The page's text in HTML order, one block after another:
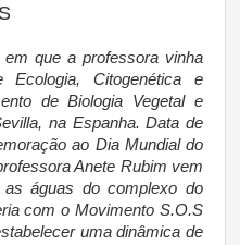
que a professora vinha
Ecologia, Citogenética e
de Biologia Vegetal e
na Espanha. Data de
ao Dia Mundial do
Anete Rubim vem
as águas do complexo do
com o Movimento S.O.S
uma dinâmica de